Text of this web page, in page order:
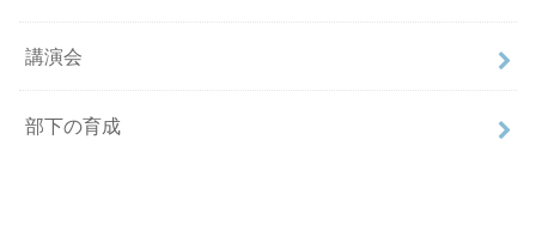
講演会
部下の育成